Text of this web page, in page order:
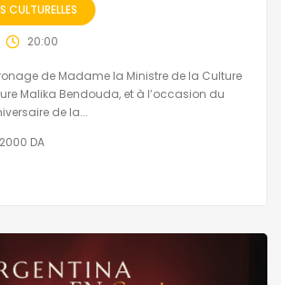
CULTURELLES
20:00
de Madame la Ministre de la Culture
Malika Bendouda, et à l’occasion du
de la...
2000 DA